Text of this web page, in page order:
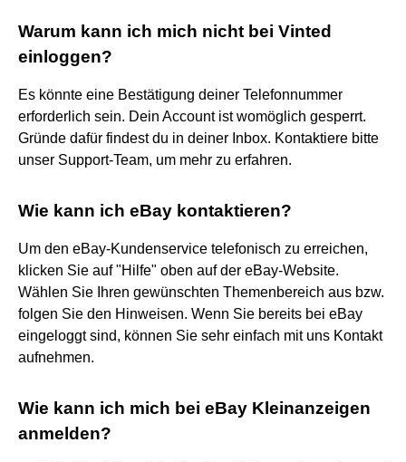
Warum kann ich mich nicht bei Vinted
einloggen?
Es könnte eine Bestätigung deiner Telefonnummer
erforderlich sein. Dein Account ist womöglich gesperrt.
Gründe dafür findest du in deiner Inbox. Kontaktiere bitte
unser Support-Team, um mehr zu erfahren.
Wie kann ich eBay kontaktieren?
Um den eBay-Kundenservice telefonisch zu erreichen,
klicken Sie auf "Hilfe" oben auf der eBay-Website.
Wählen Sie Ihren gewünschten Themenbereich aus bzw.
folgen Sie den Hinweisen. Wenn Sie bereits bei eBay
eingeloggt sind, können Sie sehr einfach mit uns Kontakt
aufnehmen.
Wie kann ich mich bei eBay Kleinanzeigen
anmelden?